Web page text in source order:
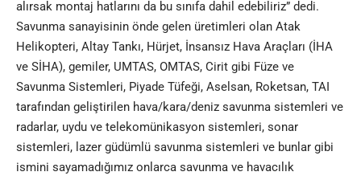
alırsak montaj hatlarını da bu sınıfa dahil edebiliriz” dedi.
Savunma sanayisinin önde gelen üretimleri olan Atak
Helikopteri, Altay Tankı, Hürjet, İnsansız Hava Araçları (İHA
ve SİHA), gemiler, UMTAS, OMTAS, Cirit gibi Füze ve
Savunma Sistemleri, Piyade Tüfeği, Aselsan, Roketsan, TAI
tarafından geliştirilen hava/kara/deniz savunma sistemleri ve
radarlar, uydu ve telekomünikasyon sistemleri, sonar
sistemleri, lazer güdümlü savunma sistemleri ve bunlar gibi
ismini sayamadığımız onlarca savunma ve havacılık